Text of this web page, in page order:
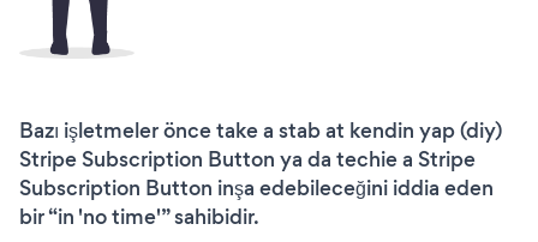
Bazı işletmeler önce take a stab at kendin yap (diy)
Stripe Subscription Button ya da techie a Stripe
Subscription Button inşa edebileceğini iddia eden
bir “in 'no time'” sahibidir.